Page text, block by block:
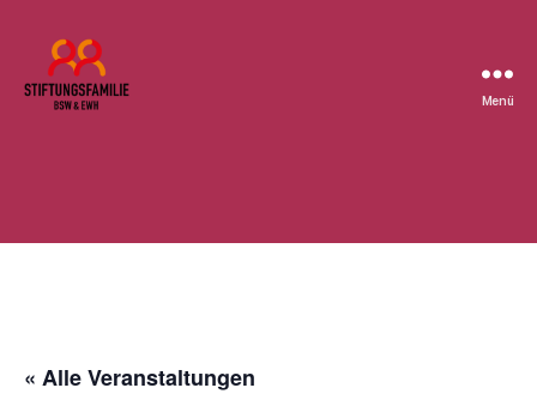
Menü
« Alle Veranstaltungen